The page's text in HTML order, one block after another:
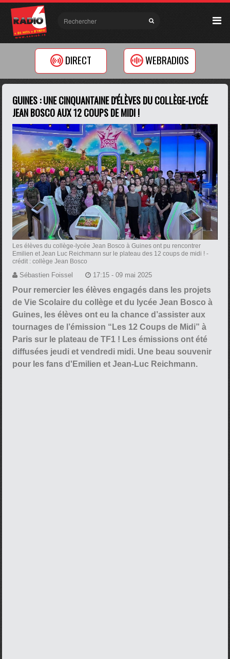
DIRECT WEBRADIOS
GUINES : UNE CINQUANTAINE D'ÉLÈVES DU COLLÈGE-LYCÉE
JEAN BOSCO AUX 12 COUPS DE MIDI !
Les élèves du collège-lycée Jean Bosco à Guines ont pu rencontrer
Emilien et Jean Luc Reichmann sur le plateau des 12 coups de midi ! -
crédit : collège Jean Bosco
Sébastien Foissel 17:15 - 09 mai 2025
Pour remercier les élèves engagés dans les projets
de Vie Scolaire du collège et du lycée Jean Bosco à
Guines, les élèves ont eu la chance d’assister aux
tournages de l’émission “Les 12 Coups de Midi” à
Paris sur le plateau de TF1 ! Les émissions ont été
diffusées jeudi et vendredi midi. Une beau souvenir
pour les fans d'Emilien et Jean-Luc Reichmann.